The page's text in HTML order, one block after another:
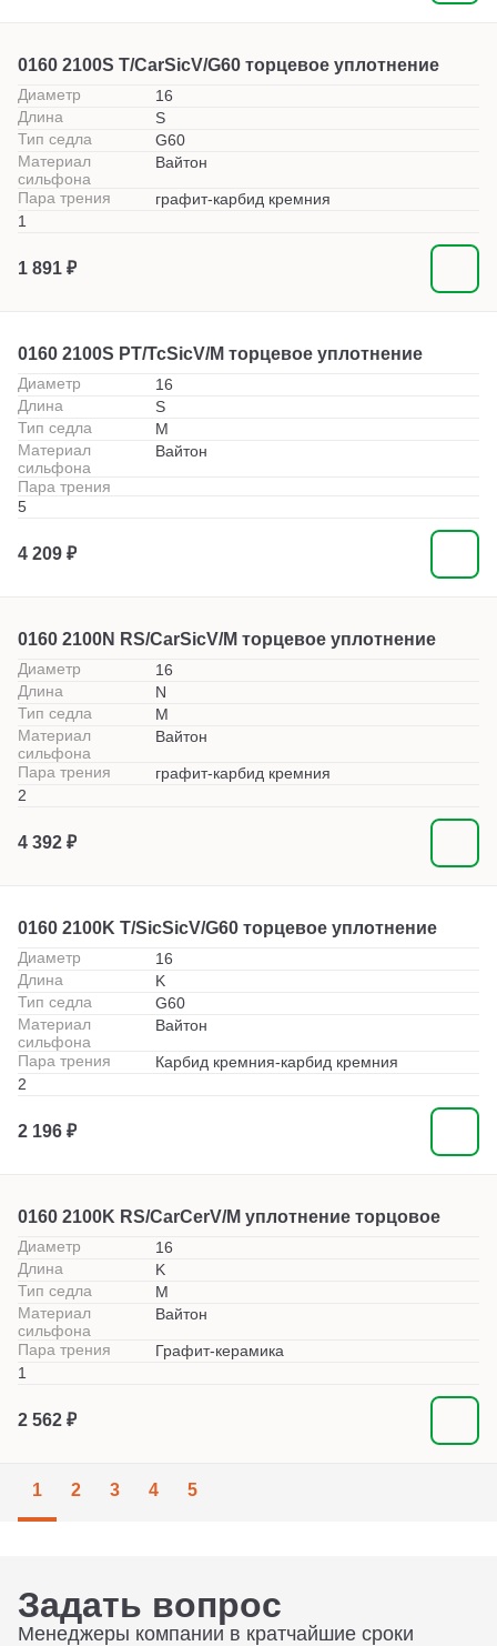
0160 2100S T/CarSicV/G60 торцевое уплотнение
Диаметр
16
Длина
S
Тип седла
G60
Материал
сильфона
Вайтон
Пара трения
графит-карбид кремния
1
1 891 ₽
0160 2100S PT/TcSicV/M торцевое уплотнение
Диаметр
16
Длина
S
Тип седла
M
Материал
сильфона
Вайтон
Пара трения
5
4 209 ₽
0160 2100N RS/CarSicV/M торцевое уплотнение
Диаметр
16
Длина
N
Тип седла
M
Материал
сильфона
Вайтон
Пара трения
графит-карбид кремния
2
4 392 ₽
0160 2100K T/SicSicV/G60 торцевое уплотнение
Диаметр
16
Длина
K
Тип седла
G60
Материал
сильфона
Вайтон
Пара трения
Карбид кремния-карбид кремния
2
2 196 ₽
0160 2100K RS/CarCerV/M уплотнение торцовое
Диаметр
16
Длина
K
Тип седла
M
Материал
сильфона
Вайтон
Пара трения
Графит-керамика
1
2 562 ₽
1 2 3 4 5
Задать вопрос
Менеджеры компании в кратчайшие сроки